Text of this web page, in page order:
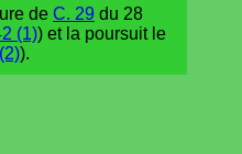
de C. 29 du 28
(1)) et la poursuit le
).